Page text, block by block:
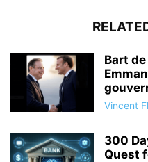
Bart
Vincent
300
Quest